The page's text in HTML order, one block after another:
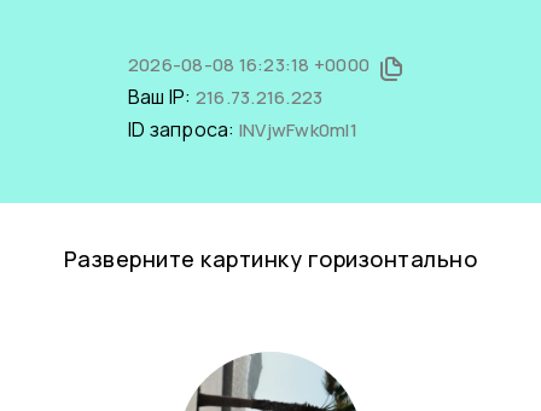
2026-08-08 16:23:18 +0000
Ваш IP: 216.73.216.223
ID запроса: INVjwFwk0mI1
Разверните картинку горизонтально